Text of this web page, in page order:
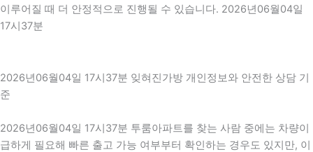
이루어질 때 더 안정적으로 진행될 수 있습니다. 2026년06월04일
17시37분
2026년06월04일 17시37분 잊혀진가방 개인정보와 안전한 상담 기
준
2026년06월04일 17시37분 투룸아파트를 찾는 사람 중에는 차량이
급하게 필요해 빠른 출고 가능 여부부터 확인하는 경우도 있지만, 이